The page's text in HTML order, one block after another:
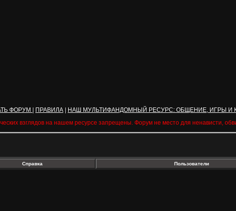
ФОРУМ ПРАВИЛА
НАШ МУЛЬТИФАНДОМНЫЙ РЕСУРС: ОБЩЕНИЕ, ИГРЫ И
взглядов на нашем ресурсе запрещены. Форум не место для ненависти,
Справка Пользователи